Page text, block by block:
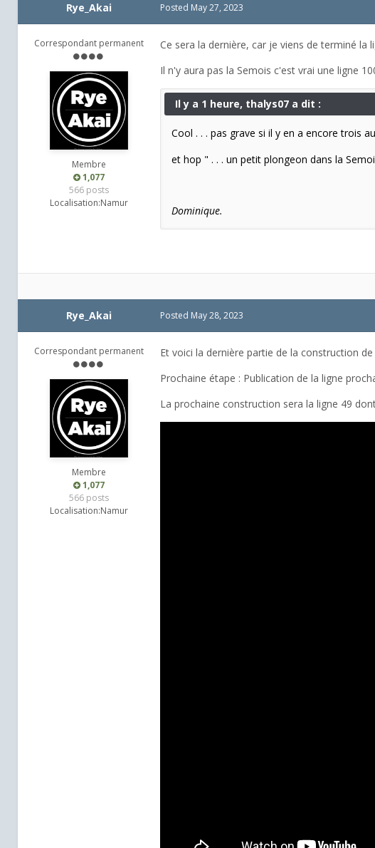
Rye_Akai
Correspondant permanent
Membre
1,077
566 posts
Localisation:Namur
Posted May 27, 2023
Ce sera la dernière, car je viens de terminé la
Il n'y aura pas la Semois c'est vrai une ligne
Il y a 1 heure, thalys07 a dit :
Cool . . . pas grave si il y en a encore trois
et hop " . . . un petit plongeon dans la
Dominique.
Rye_Akai
Correspondant permanent
Membre
1,077
566 posts
Localisation:Namur
Posted May 28, 2023
Et voici la dernière partie de la construction de
Prochaine étape : Publication de la ligne
La prochaine construction sera la ligne 49